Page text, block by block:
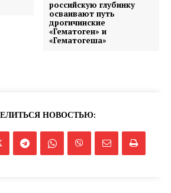
российскую глубинку
осваивают путь
дрогичинские
«Гематоген» и
«Гематогеша»
НОВОСТЬЮ: